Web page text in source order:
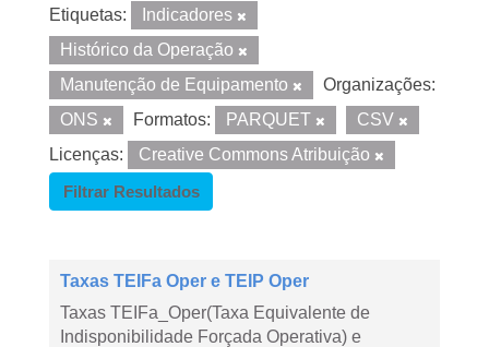
Etiquetas:
Indicadores
Histórico da Operação
Manutenção de Equipamento
Organizações:
ONS
Formatos: PARQUET
CSV
Licenças:
Creative Commons Atribuição
Filtrar Resultados
Taxas TEIFa Oper e TEIP Oper
Taxas TEIFa_Oper(Taxa Equivalente de
Indisponibilidade Forçada Operativa) e